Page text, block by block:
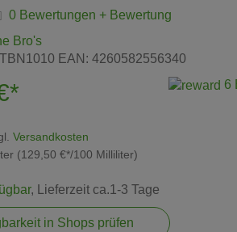
0 Bewertungen + Bewertung
Bro's
EAN: 4260582556340
* 6
Versandkosten
(129,50 €*/100 Milliliter)
, Lieferzeit ca.1-3 Tage
in Shops prüfen